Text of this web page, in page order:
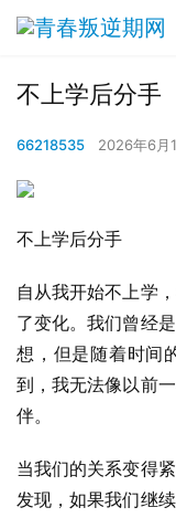
不上学后分手
66218535 2026年6月
不上学后分手
自从我开始不上学
了变化。我们曾经
想，但是随着时间
到，我无法像以前
伴。
当我们的关系变得
发现，如果我们继